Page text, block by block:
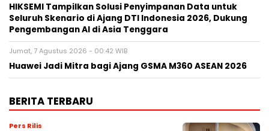
HIKSEMI Tampilkan Solusi Penyimpanan Data untuk
Seluruh Skenario di Ajang DTI Indonesia 2026, Dukung
Pengembangan AI di Asia Tenggara
Jumat, 7 Agustus 2026 - 00:42 WIB
Huawei Jadi Mitra bagi Ajang GSMA M360 ASEAN 2026
BERITA TERBARU
Pers Rilis